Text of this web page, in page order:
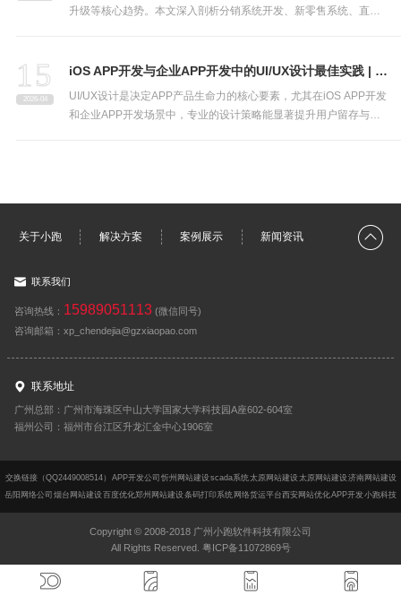
升级等核心趋势。本文深入剖析分销系统开发、新零售系统、直播
态。
15
2026-04
iOS APP开发与企业APP开发中的UI/UX设计最佳实践 | 专业APP开发公司指南
UI/UX设计是决定APP产品生命力的核心要素，尤其在iOS APP开发
和企业APP开发场景中，专业的设计策略能显著提升用户留存与业
关于小跑 解决方案 案例展示 新闻资讯
联系我们
咨询热线： 15989051113 (微信同号)
咨询邮箱：xp_chendejia@gzxiaopao.com
联系地址
广州总部：广州市海珠区中山大学国家大学科技园A座602-604室
福州公司：福州市台江区升龙汇金中心1906室
交换链接（QQ2449008514） APP开发公司 忻州网站建设scada系统太原网站建设太原网站建设济南网站建设
岳阳网络公司 烟台网站建设百度优化郑州网站建设条码打印系统 网络货运平台西安网站优化APP开发小跑科技
Copyright © 2008-2018 广州小跑软件科技有限公司
All Rights Reserved. 粤ICP备11072869号